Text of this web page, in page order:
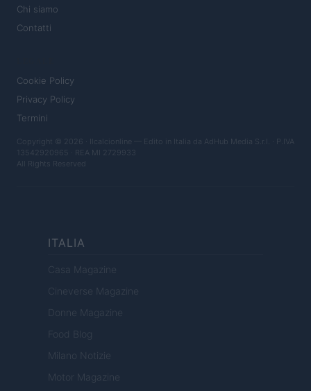
Chi siamo
Contatti
Cookie Policy
Privacy Policy
Termini
Copyright © 2026 · Ilcalcionline — Edito in Italia da AdHub Media S.r.l. · P.IVA
13542920965 · REA MI 2729933
All Rights Reserved
ITALIA
Casa Magazine
Cineverse Magazine
Donne Magazine
Food Blog
Milano Notizie
Motor Magazine